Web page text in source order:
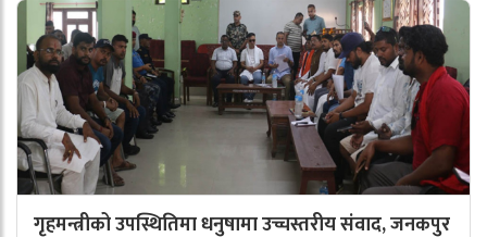
गृहमन्त्रीको उपस्थितिमा धनुषामा उच्चस्तरीय संवाद, जनकपुर